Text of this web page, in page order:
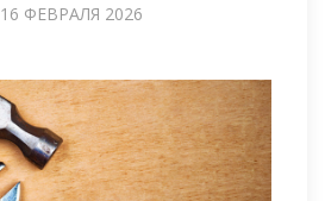
16 ФЕВРАЛЯ 2026